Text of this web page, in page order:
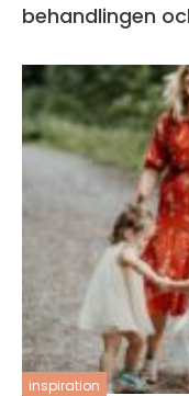
behandlingen
inspiration